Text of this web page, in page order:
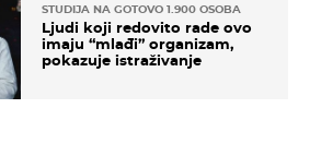
STUDIJA NA GOTOVO 1.900 OSOBA
Ljudi koji redovito rade ovo
imaju “mlađi” organizam,
pokazuje istraživanje